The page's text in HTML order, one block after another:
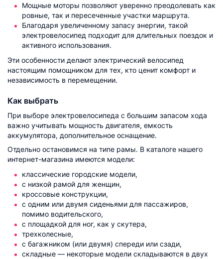
Мощные моторы позволяют уверенно преодолевать как
ровные, так и пересеченные участки маршрута.
Благодаря увеличенному запасу энергии, такой
электровелосипед подходит для длительных поездок и
активного использования.
Эти особенности делают электрический велосипед
настоящим помощником для тех, кто ценит комфорт и
независимость в перемещении.
Как выбрать
При выборе электровелосипеда с большим запасом хода
важно учитывать мощность двигателя, емкость
аккумулятора, дополнительное оснащение.
Отдельно остановимся на типе рамы. В каталоге нашего
интернет-магазина имеются модели:
классические городские модели,
с низкой рамой для женщин,
кроссовые конструкции,
с одним или двумя сиденьями для пассажиров,
помимо водительского,
с площадкой для ног, как у скутера,
трехколесные,
с багажником (или двумя) спереди или сзади,
складные — некоторые модели складываются в двух